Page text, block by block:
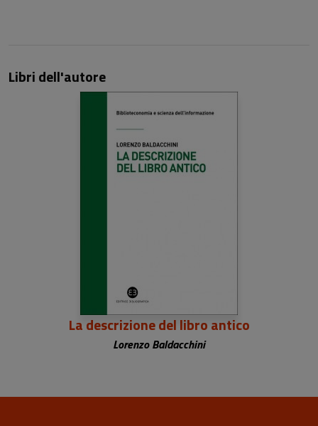
Libri dell'autore
La descrizione del libro antico
Lorenzo Baldacchini